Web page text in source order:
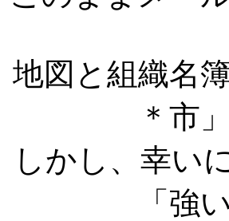
地図と組織名
＊市
しかし、幸い
「強